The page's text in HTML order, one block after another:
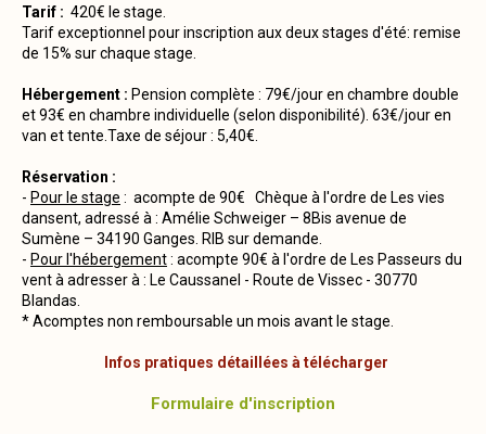
Tarif : 420€ le stage.
Tarif exceptionnel pour inscription aux deux stages d'été: remise
de 15% sur chaque stage.
Hébergement : Pension complète : 79€/jour en chambre double
et 93€ en chambre individuelle (selon disponibilité). 63€/jour en
van et tente.Taxe de séjour : 5,40€.
Réservation :
- Pour le stage : acompte de 90€ Chèque à l'ordre de Les vies
dansent, adressé à : Amélie Schweiger – 8Bis avenue de
Sumène – 34190 Ganges. RIB sur demande.
- Pour l'hébergement: acompte 90€ à l'ordre de Les Passeurs du
vent à adresser à : Le Caussanel - Route de Vissec - 30770
Blandas.
* Acomptes non remboursable un mois avant le stage.
Infos pratiques détaillées à télécharger
Formulaire d'inscription